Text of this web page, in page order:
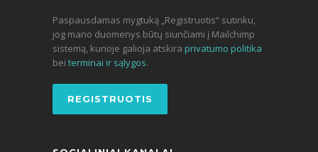
Paspausdamas mygtuką „Registruotis“ sutinku,
jog mano duomenys būtų siunčiami į Mailchimp
sistemą, kurioje galioja atskira privatumo politika
bei terminai ir sąlygos.